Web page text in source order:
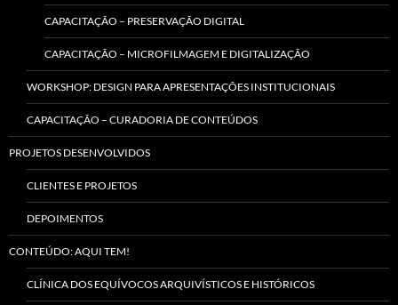
CAPACITAÇÃO – PRESERVAÇÃO DIGITAL
CAPACITAÇÃO – MICROFILMAGEM E DIGITALIZAÇÃO
WORKSHOP: DESIGN PARA APRESENTAÇÕES INSTITUCIONAIS
CAPACITAÇÃO – CURADORIA DE CONTEÚDOS
PROJETOS DESENVOLVIDOS
CLIENTES E PROJETOS
DEPOIMENTOS
CONTEÚDO: AQUI TEM!
CLÍNICA DOS EQUÍVOCOS ARQUIVÍSTICOS E HISTÓRICOS